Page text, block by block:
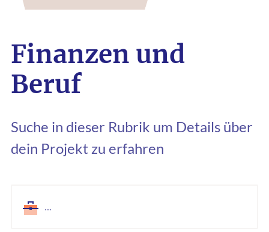
Finanzen und
Beruf
Suche in dieser Rubrik um Details über
dein Projekt zu erfahren